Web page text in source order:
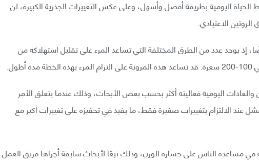
اليومية بطريقة أفضل وأسهل، وعلى عكس التغييرات الجذرية الكبيرة، لن
الاعتيادي.
إذ يوجد عدد من الطرق المختلفة التي تساعد المرء على تقليل استهلاكه من
والعادات اليومية فعاليته أكثر بحسب بعض الأبحاث، وذلك عندما يتعلق الأمر
عند الالتزام بتغييرات صغيرة فقط، ما يفيد في تحفيزه على تغييرات أكبر مع
في مساعدة الناس على خسارة الوزن، وذلك تبعًا لأبحاث سابقة أجراها فريق العمل.